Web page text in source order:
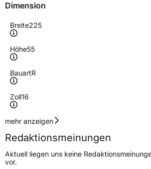
Dimension
Breite225
Höhe55
BauartR
Zoll16
Geschwindigkeitsindex
Höchstgeschwindigkeit
300 km/h
Lastindex99
mehr anzeigen
Redaktionsmeinungen
Aktuell liegen uns keine
vor.